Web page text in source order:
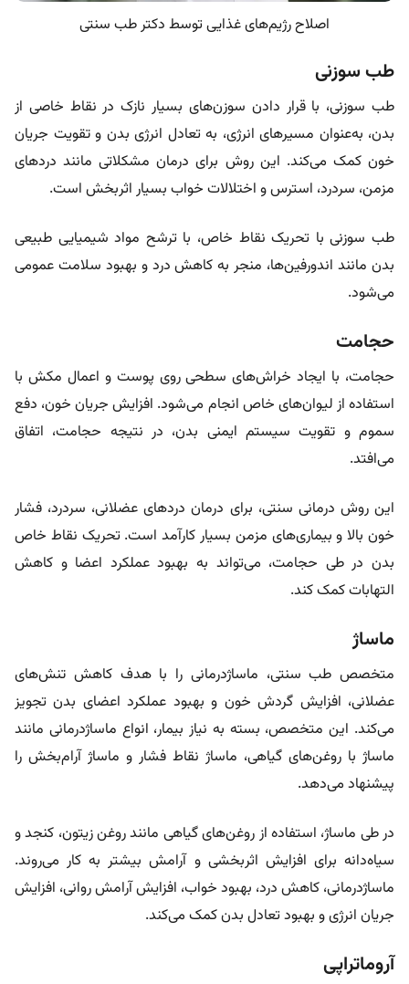
اصلاح رژیم‌های غذایی توسط دکتر طب سنتی
طب سوزنی
طب سوزنی، با قرار دادن سوزن‌های بسیار نازک در نقاط خاصی از
بدن، به‌عنوان مسیرهای انرژی، به تعادل انرژی بدن و تقویت جریان
خون کمک می‌کند. این روش برای درمان مشکلاتی مانند دردهای
مزمن، سردرد، استرس و اختلالات خواب بسیار اثربخش است.
طب سوزنی با تحریک نقاط خاص، با ترشح مواد شیمیایی طبیعی
بدن مانند اندورفین‌ها، منجر به کاهش درد و بهبود سلامت عمومی
می‌شود.
حجامت
حجامت، با ایجاد خراش‌های سطحی روی پوست و اعمال مکش با
استفاده از لیوان‌های خاص انجام می‌شود. افزایش جریان خون، دفع
سموم و تقویت سیستم ایمنی بدن، در نتیجه حجامت، اتفاق
می‌افتد.
این روش درمانی سنتی، برای درمان دردهای عضلانی، سردرد، فشار
خون بالا و بیماری‌های مزمن بسیار کارآمد است. تحریک نقاط خاص
بدن در طی حجامت، می‌تواند به بهبود عملکرد اعضا و کاهش
التهابات کمک کند.
ماساژ
متخصص طب سنتی، ماساژدرمانی را با هدف کاهش تنش‌های
عضلانی، افزایش گردش خون و بهبود عملکرد اعضای بدن تجویز
می‌کند. این متخصص، بسته به نیاز بیمار، انواع ماساژدرمانی مانند
ماساژ با روغن‌های گیاهی، ماساژ نقاط فشار و ماساژ آرام‌بخش را
پیشنهاد می‌دهد.
در طی ماساژ، استفاده از روغن‌های گیاهی مانند روغن زیتون، کنجد و
سیاه‌دانه برای افزایش اثربخشی و آرامش بیشتر به کار می‌روند.
ماساژدرمانی، کاهش درد، بهبود خواب، افزایش آرامش روانی، افزایش
جریان انرژی و بهبود تعادل بدن کمک می‌کند.
آروماتراپی